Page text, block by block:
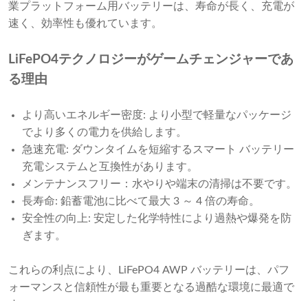
業プラットフォーム用バッテリーは、寿命が長く、充電が
速く、効率性も優れています。
LiFePO4テクノロジーがゲームチェンジャーであ
る理由
より高いエネルギー密度: より小型で軽量なパッケージ
でより多くの電力を供給します。
急速充電: ダウンタイムを短縮するスマート バッテリー
充電システムと互換性があります。
メンテナンスフリー：水やりや端末の清掃は不要です。
長寿命: 鉛蓄電池に比べて最大 3 ～ 4 倍の寿命。
安全性の向上: 安定した化学特性により過熱や爆発を防
ぎます。
これらの利点により、LiFePO4 AWP バッテリーは、パフ
ォーマンスと信頼性が最も重要となる過酷な環境に最適で